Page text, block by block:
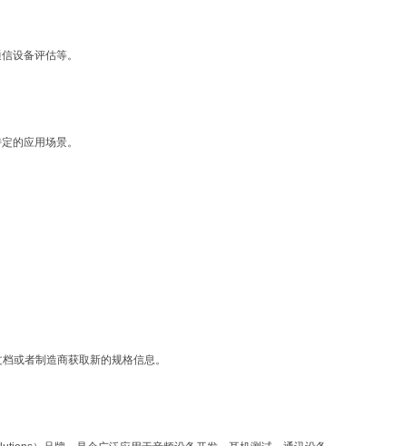
设备评估等。
的应用场景。
或者制造商获取新的规格信息。